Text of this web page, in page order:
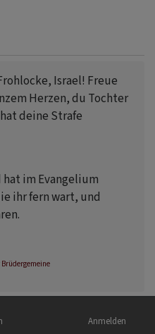
Israel! Freue
Herzen, du Tochter
deine Strafe
im Evangelium
ihr fern wart, und
Benutzermenü
Anmelden